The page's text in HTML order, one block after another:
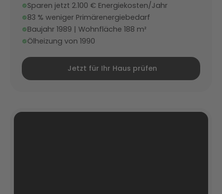
Sparen jetzt 2.100 € Energiekosten/Jahr
83 % weniger Primärenergiebedarf
Baujahr 1989 | Wohnfläche 188 m²
Ölheizung von 1990
Jetzt für Ihr Haus prüfen